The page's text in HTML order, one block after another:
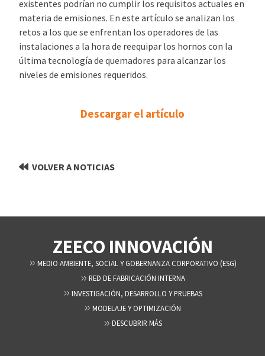
existentes podrían no cumplir los requisitos actuales en
materia de emisiones. En este artículo se analizan los
retos a los que se enfrentan los operadores de las
instalaciones a la hora de reequipar los hornos con la
última tecnología de quemadores para alcanzar los
niveles de emisiones requeridos.
Descargar el artículo
VOLVER A NOTICIAS
ZEECO INNOVACIÓN
MEDIO AMBIENTE, SOCIAL Y GOBERNANZA CORPORATIVO (ESG)
RED DE FABRICACIÓN INTERNA
INVESTIGACIÓN, DESARROLLO Y PRUEBAS
MODELAJE Y OPTIMIZACIÓN
DESCUBRIR MÁS